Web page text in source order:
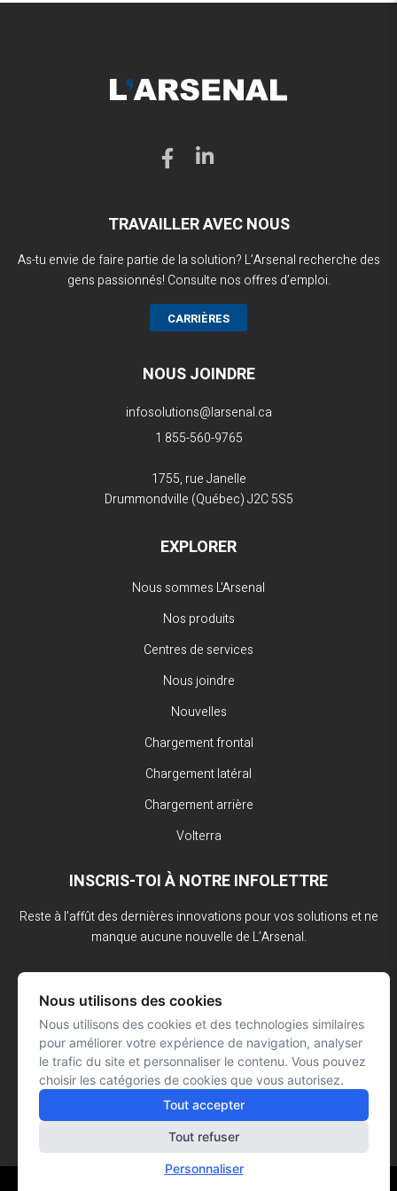
TRAVAILLER AVEC NOUS
As-tu envie de faire partie de la solution? L’Arsenal recherche des
gens passionnés! Consulte nos offres d’emploi.
CARRIÈRES
NOUS JOINDRE
infosolutions@larsenal.ca
1 855-560-9765
1755, rue Janelle
Drummondville (Québec)J2C 5S5
EXPLORER
Nous sommes L'Arsenal
Nos produits
Centres de services
Nous joindre
Nouvelles
Chargement frontal
Chargement latéral
Chargement arrière
Volterra
INSCRIS-TOI À NOTRE INFOLETTRE
Reste à l’affût des dernières innovations pour vos solutions et ne
manque aucune nouvelle de L’Arsenal.
Nous utilisons des cookies
Nous utilisons des cookies et des technologies similaires
pour améliorer votre expérience de navigation, analyser
le trafic du site et personnaliser le contenu. Vous pouvez
choisir les catégories de cookies que vous autorisez.
Tout accepter
Tout refuser
Personnaliser